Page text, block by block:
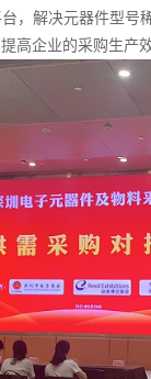
，解决元器件型号
高企业的采购生产